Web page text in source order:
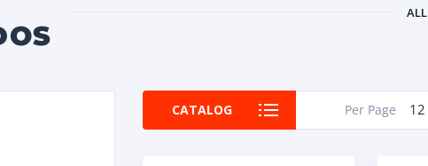
ALL
CATALOG Per Page 12